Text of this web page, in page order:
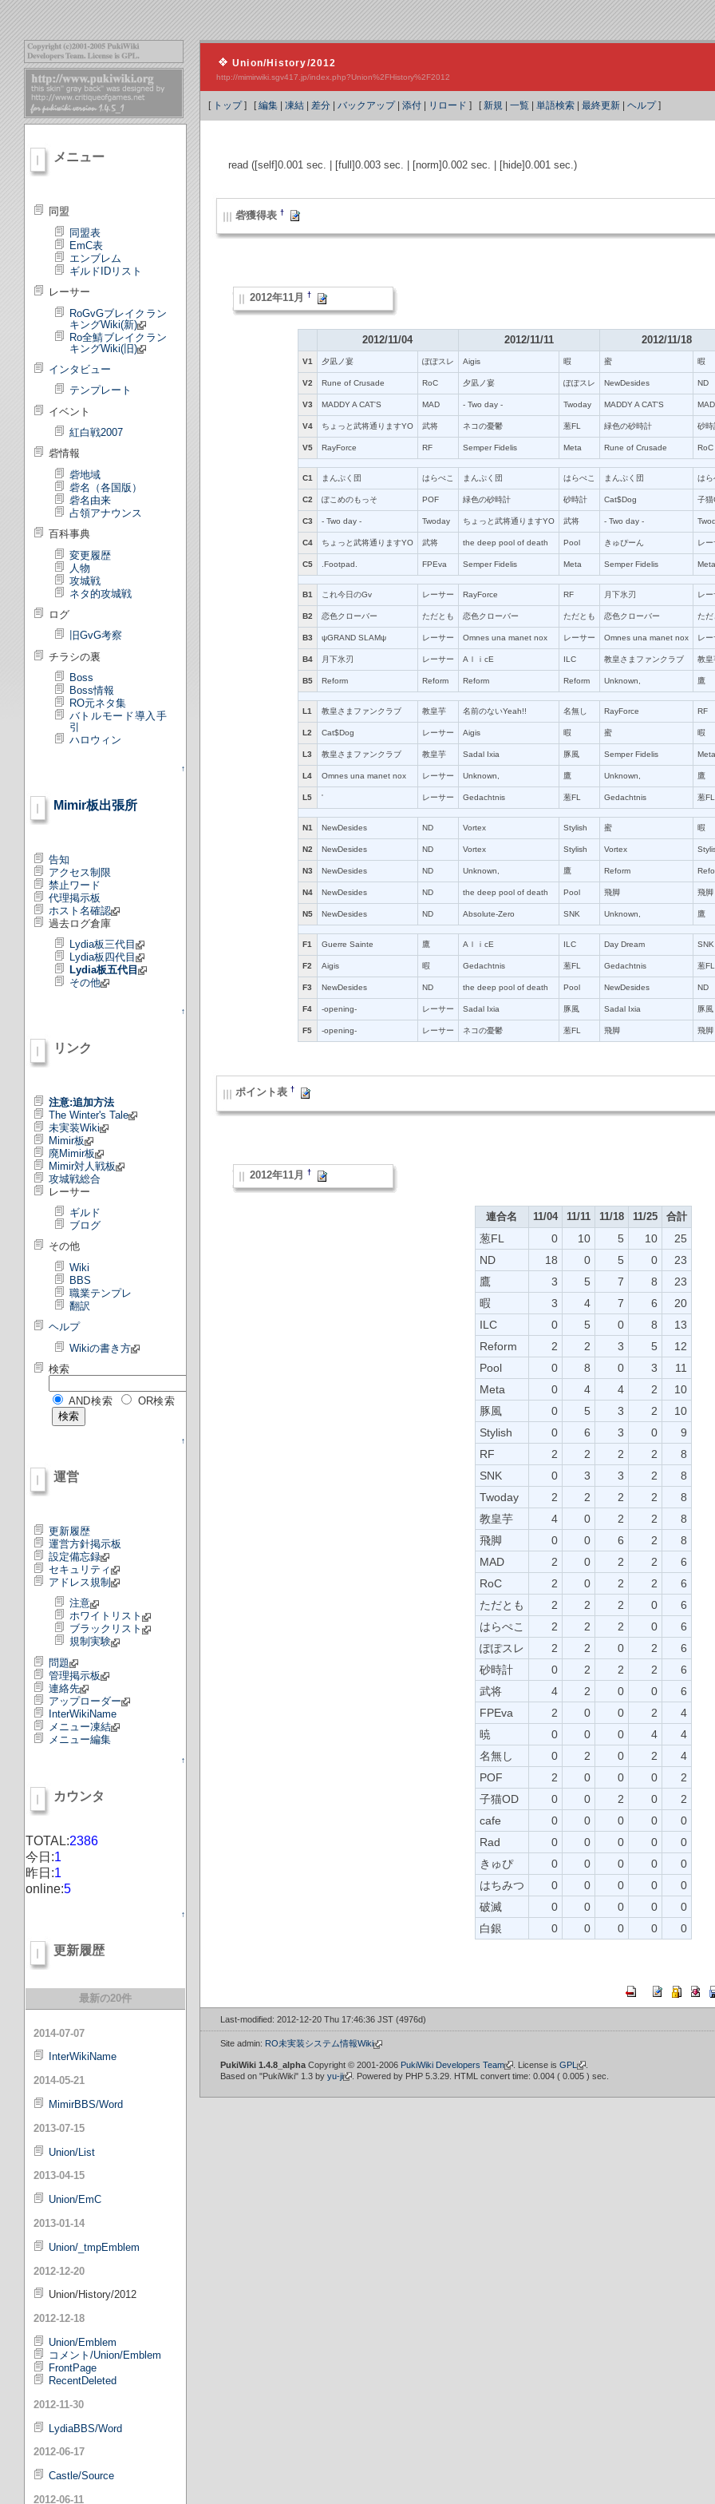
Union/History/2012
http://mimirwiki.sgv417.jp/index.php?Union%2FHistory%2F2012
[ トップ] [編集 凍結 差分 バックアップ| 添付 リロード ] [新規 一覧 単語検索 最終更新 ヘルプ]
メニュー
同盟
同盟表
EmC表
エンブレム
ギルドIDリスト
レーサー
RoGvGブレイクラン
キングWiki(新)
Ro全鯖ブレイクラン
キングWiki(旧)
インタビュー
テンプレート
イベント
紅白戦2007
砦情報
砦地域
砦名（各国版）
砦名由来
占領アナウンス
百科事典
変更履歴
人物
攻城戦
ネタ的攻城戦
ログ
旧GvG考察
チラシの裏
Boss
Boss情報
RO元ネタ集
バトルモード導入手
引
ハロウィン
↑
Mimir板出張所
告知
アクセス制限
禁止ワード
代理掲示板
ホスト名確認
過去ログ倉庫
Lydia板三代目
Lydia板四代目
Lydia板五代目
その他
↑
リンク
注意:追加方法
The Winter's Tale
未実装Wiki
Mimir板
廃Mimir板
Mimir対人戦板
攻城戦総合
レーサー
ギルド
ブログ
その他
Wiki
BBS
職業テンプレ
翻訳
ヘルプ
Wikiの書き方
検索
AND検索 OR検索
↑
運営
更新履歴
運営方針掲示板
設定備忘録
セキュリティ
アドレス規制
注意
ホワイトリスト
ブラックリスト
規制実験
問題
管理掲示板
連絡先
アップローダー
InterWikiName
メニュー凍結
メニュー編集
↑
カウンタ
TOTAL:2386
今日:1
昨日:1
online:5
↑
更新履歴
最新の20件
2014-07-07
InterWikiName
2014-05-21
MimirBBS/Word
2013-07-15
Union/List
2013-04-15
Union/EmC
2013-01-14
Union/_tmpEmblem
2012-12-20
Union/History/2012
2012-12-18
Union/Emblem
コメント/Union/Emblem
FrontPage
RecentDeleted
2012-11-30
LydiaBBS/Word
2012-06-17
Castle/Source
2012-06-11
read ([self]0.001 sec. | [full]0.003 sec. | [norm]0.002 sec. | [hide]0.001 sec.)
砦獲得表 †
2012年11月 †
2012/11/04 2012/11/11 2012/11/18
V1 夕凪ノ宴 ぽぽスレ Aigis 暇 蜜 暇
V2 Rune of Crusade RoC 夕凪ノ宴 ぽぽスレ NewDesides ND
V3 MADDY A CAT'S MAD ‐ Two day ‐ Twoday MADDY A CAT'S MAD
V4 ちょっと武将通りますYO 武将 ネコの憂鬱 葱FL 緑色の砂時計 砂時
V5 RayForce RF Semper Fidelis Meta Rune of Crusade RoC
C1 まんぷく団 はらぺこ まんぷく団 はらぺこ まんぷく団 はら
C2 ぽこめのもっそ POF 緑色の砂時計 砂時計 Cat$Dog 子猫
C3 ‐ Two day ‐ Twoday ちょっと武将通りますYO 武将 ‐ Two day ‐
C4 ちょっと武将通りますYO 武将 the deep pool of death Pool きゅぴーん レ
C5 .Footpad. FPEva Semper Fidelis Meta Semper Fidelis Meta
B1 これ今日のGv レーサー RayForce RF 月下氷刃 レ
B2 恋色クローバー ただとも 恋色クローバー ただとも 恋色クローバー ただ
B3 ψGRAND SLAMψ レーサー Omnes una manet nox レーサー Omnes una manet nox レ
B4 月下氷刃 レーサー AｌｉcE ILC 教皇さまファンクラブ 教皇
B5 Reform Reform Reform Reform Unknown, 鷹
L1 教皇さまファンクラブ 教皇芋 名前のないYeah!! 名無し RayForce RF
L2 Cat$Dog レーサー Aigis 暇 蜜 暇
L3 教皇さまファンクラブ 教皇芋 Sadal Ixia 豚風 Semper Fidelis Meta
L4 Omnes una manet nox レーサー Unknown, 鷹 Unknown, 鷹
L5 ' レーサー Gedachtnis 葱FL Gedachtnis 葱FL
N1 NewDesides ND Vortex Stylish 蜜 暇
N2 NewDesides ND Vortex Stylish Vortex
N3 NewDesides ND Unknown, 鷹 Reform
N4 NewDesides ND the deep pool of death Pool 飛脚 飛脚
N5 NewDesides ND Absolute-Zero SNK Unknown, 鷹
F1 Guerre Sainte 鷹 AｌｉcE ILC Day Dream SNK
F2 Aigis 暇 Gedachtnis 葱FL Gedachtnis 葱FL
F3 NewDesides ND the deep pool of death Pool NewDesides ND
F4 -opening- レーサー Sadal Ixia 豚風 Sadal Ixia 豚風
F5 -opening- レーサー ネコの憂鬱 葱FL 飛脚 飛脚
ポイント表 †
2012年11月 †
連合名 11/04 11/11 11/18 11/25 合計
葱FL 0 10 5 10
25
ND
18 0 5 0
23
鷹
3 5 7 8
23
暇
3 4 7 6
20
ILC
0 5 0 8
13
Reform
2 2 3 5
12
Pool
0 8 0 3
11
Meta
0 4 4 2
10
豚風
0 5 3 2
10
Stylish
0 6 3 0
9
RF
2 2 2 2
8
SNK
0 3 3 2
8
Twoday
2 2 2 2
8
教皇芋
4 0 2 2
8
飛脚
0 0 6 2
8
MAD
2 0 2 2
6
RoC
2 0 2 2
6
ただとも
2 2 2 0
6
はらぺこ
2 2 2 0
6
ぽぽスレ
2 2 0 2
6
砂時計
0 2 2 2
6
武将
4 2 0 0
6
FPEva
2 0 0 2
4
暁
0 0 0 4
4
名無し
0 2 0 2
4
POF
2 0 0 0
2
子猫OD
0 0 2 0
2
cafe
0 0 0 0
0
Rad
0 0 0 0
0
きゅぴ
0 0 0 0
0
はちみつ
0 0 0 0
0
破滅
0 0 0 0
0
白銀
0 0 0 0 0
Last-modified: 2012-12-20 Thu 17:46:36 JST (4976d)
Site admin: RO未実装システム情報Wiki
PukiWiki 1.4.8_alpha Copyright © 2001-2006 PukiWiki Developers Team . License is GPL
Based on "PukiWiki" 1.3 by yu-ji . Powered by PHP 5.3.29. HTML convert time: 0.004 ( 0.005 ) sec.